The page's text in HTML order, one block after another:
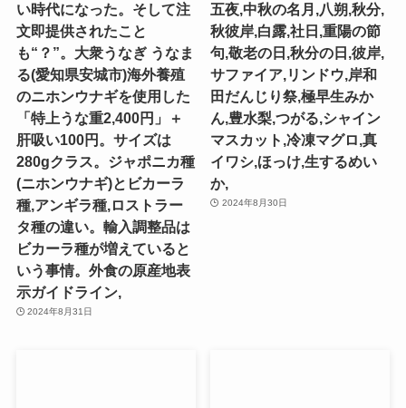
い時代になった。そして注
文即提供されたこと
も“？”。大衆うなぎ うなま
る(愛知県安城市)海外養殖
のニホンウナギを使用した
「特上うな重2,400円」＋
肝吸い100円。サイズは
280gクラス。ジャポニカ種
(ニホンウナギ)とビカーラ
種,アンギラ種,ロストラー
タ種の違い。輸入調整品は
ビカーラ種が増えていると
いう事情。外食の原産地表
示ガイドライン,
2024年8月31日
五夜,中秋の名月,八朔,秋分,
秋彼岸,白露,社日,重陽の節
句,敬老の日,秋分の日,彼岸,
サファイア,リンドウ,岸和
田だんじり祭,極早生みか
ん,豊水梨,つがる,シャイン
マスカット,冷凍マグロ,真
イワシ,ほっけ,生するめい
か,
2024年8月30日